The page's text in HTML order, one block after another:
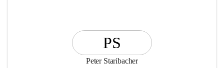
PS
Peter Staribacher